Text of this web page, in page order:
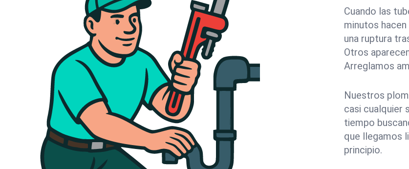
Cuando las
minutos
una ruptura
Otros
Arreglamos
Nuestros
casi cualquier
tiempo
que llegamos
principio.